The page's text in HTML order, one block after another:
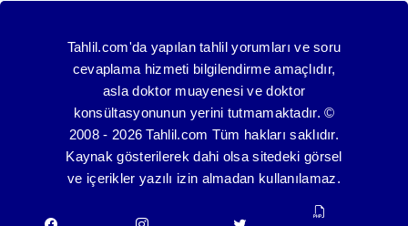
Tahlil.com'da yapılan tahlil yorumları ve soru
cevaplama hizmeti bilgilendirme amaçlıdır,
asla doktor muayenesi ve doktor
konsültasyonunun yerini tutmamaktadır. ©
2008 - 2026 Tahlil.com Tüm hakları saklıdır.
Kaynak gösterilerek dahi olsa sitedeki görsel
ve içerikler yazılı izin almadan kullanılamaz.